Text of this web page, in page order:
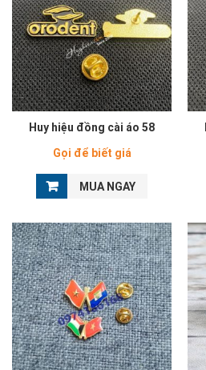
Huy hiệu đồng cài áo 58
Gọi để biết giá
MUA NGAY